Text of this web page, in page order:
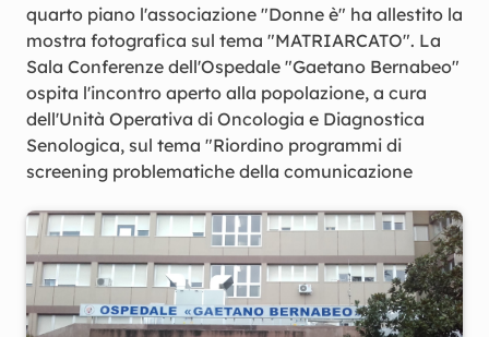
quarto piano l'associazione "Donne è" ha allestito la
mostra fotografica sul tema "MATRIARCATO". La
Sala Conferenze dell'Ospedale "Gaetano Bernabeo"
ospita l'incontro aperto alla popolazione, a cura
dell'Unità Operativa di Oncologia e Diagnostica
Senologica, sul tema "Riordino programmi di
screening problematiche della comunicazione